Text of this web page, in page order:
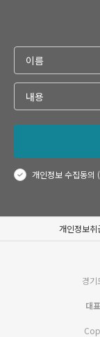
개인정보 수집동의
개인정보취
경
대표